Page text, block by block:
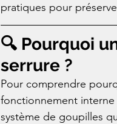
pratiques pour
🔍 Pourquoi
serrure ?
Pour comprendre
fonctionnement
système de goupilles